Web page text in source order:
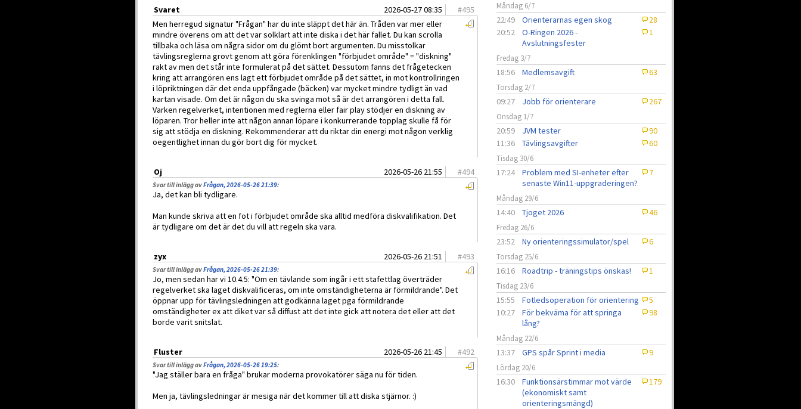
Svaret 2026-05-27 08:35 #495
Men herregud signatur "Frågan" har du inte släppt det här än. Tråden var mer eller
mindre överens om att det var solklart att inte diska i det här fallet. Du kan scrolla
tillbaka och läsa om några sidor om du glömt bort argumenten. Du misstolkar
tävlingsreglerna grovt genom att göra förenklingen "förbjudet område" = "diskning"
rakt av men det står inte formulerat på det sättet. Dessutom fanns det frågetecken
kring att arrangören ens lagt ett förbjudet område på det sättet, in mot kontrollringen
i löpriktningen där det enda uppfångade (bäcken) var mycket mindre tydligt än vad
kartan visade. Om det är någon du ska svinga mot så är det arrangören i detta fall.
Varken regelverket, intentionen med reglerna eller fair play stödjer en diskning av
löparen. Tror heller inte att någon annan löpare i konkurrerande topplag skulle få för
sig att stödja en diskning. Rekommenderar att du riktar din energi mot någon verklig
oegentlighet innan du gör bort dig för mycket.
Oj 2026-05-26 21:55 #494
Svar till inlägg avFrågan, 2026-05-26 21:39:
Ja, det kan bli tydligare.
Man kunde skriva att en fot i förbjudet område ska alltid medföra diskvalifikation. Det
är tydligare om det är det du vill att regeln ska vara.
zyx 2026-05-26 21:51 #493
Svar till inlägg avFrågan, 2026-05-26 21:39:
Jo, men sedan har vi 10.4.5: "Om en tävlande som ingår i ett stafettlag överträder
regelverket ska laget diskvalificeras, om inte omständigheterna är förmildrande". Det
öppnar upp för tävlingsledningen att godkänna laget pga förmildrande
omständigheter ex att diket var så diffust att det inte gick att notera det eller att det
borde varit snitslat.
Fluster 2026-05-26 21:45 #492
Svar till inlägg avFrågan, 2026-05-26 19:25:
"Jag ställer bara en fråga" brukar moderna provokatörer säga nu för tiden.
Men ja, tävlingsledningar är mesiga när det kommer till att diska stjärnor. :)
Måndag 6/7
22:49 Orienterarnas egen skog
28
20:52
O-Ringen 2026 -
Avslutningsfester
1
Fredag 3/7
18:56 Medlemsavgift 63
Torsdag 2/7
09:27 Jobb för orienterare 267
Onsdag 1/7
20:59 JVM tester
90
11:36
Tävlingsavgifter 60
Tisdag 30/6
17:24
Problem med SI-enheter efter
senaste Win11-uppgraderingen?
7
Måndag 29/6
14:40 Tjoget 2026 46
Fredag 26/6
23:52 Ny orienteringssimulator/spel 6
Torsdag 25/6
16:16 Roadtrip - träningstips önskas! 1
Tisdag 23/6
15:55 Fotledsoperation för orientering
5
10:27
För bekväma för att springa
lång?
98
Måndag 22/6
13:37 GPS spår Sprint i media 9
Lördag 20/6
16:30
Funktionsärstimmar mot värde
(ekonomiskt samt
orienteringsmängd)
179